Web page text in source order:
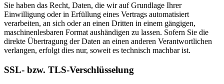
Sie haben das Recht, Daten, die wir auf Grundlage Ihrer
Einwilligung oder in Erfüllung eines Vertrags automatisiert
verarbeiten, an sich oder an einen Dritten in einem gängigen,
maschinenlesbaren Format aushändigen zu lassen. Sofern Sie die
direkte Übertragung der Daten an einen anderen Verantwortlichen
verlangen, erfolgt dies nur, soweit es technisch machbar ist.
SSL- bzw. TLS-Verschlüsselung